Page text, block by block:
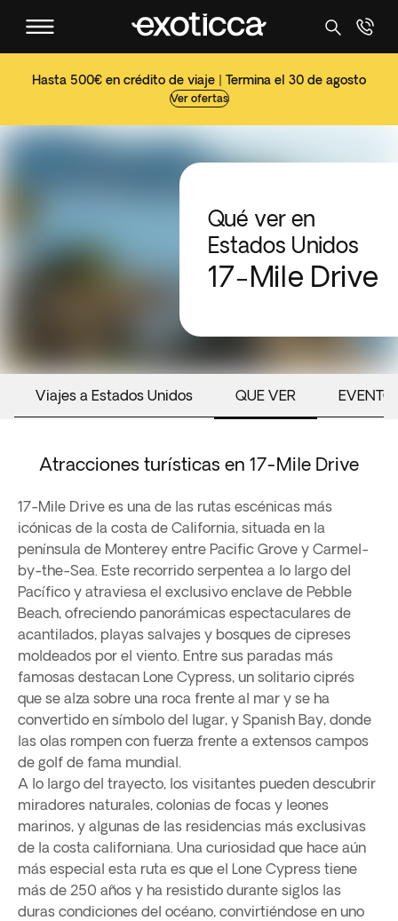
Hasta 500€ en crédito de viaje | Termina el 30 de agosto
Ver ofertas
Qué ver en
Estados Unidos
17-Mile Drive
Viajes a Estados Unidos QUE VER
Atracciones turísticas en 17-Mile Drive
17-Mile Drive es una de las rutas escénicas más
icónicas de la costa de California, situada en la
península de Monterey entre Pacific Grove y Carmel-
by-the-Sea. Este recorrido serpentea a lo largo del
Pacífico y atraviesa el exclusivo enclave de Pebble
Beach, ofreciendo panorámicas espectaculares de
acantilados, playas salvajes y bosques de cipreses
moldeados por el viento. Entre sus paradas más
famosas destacan Lone Cypress, un solitario ciprés
que se alza sobre una roca frente al mar y se ha
convertido en símbolo del lugar, y Spanish Bay, donde
las olas rompen con fuerza frente a extensos campos
de golf de fama mundial.
A lo largo del trayecto, los visitantes pueden descubrir
miradores naturales, colonias de focas y leones
marinos, y algunas de las residencias más exclusivas
de la costa californiana. Una curiosidad que hace aún
más especial esta ruta es que el Lone Cypress tiene
más de 250 años y ha resistido durante siglos las
duras condiciones del océano, convirtiéndose en uno